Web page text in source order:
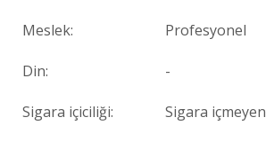
Meslek: Profesyonel
Din: -
Sigara içiciliği: Sigara içmeyen